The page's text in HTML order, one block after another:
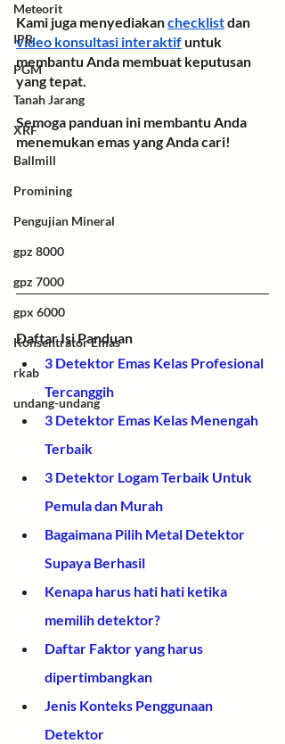
Meteorit
IPR
PGM
Tanah Jarang
XRF
Ballmill
Promining
Pengujian Mineral
gpz 8000
gpz 7000
gpx 6000
Konsentrator Emas
rkab
undang-undang
Kami juga menyediakan checklist dan
video konsultasi interaktif untuk
membantu Anda membuat keputusan
yang tepat.
Semoga panduan ini membantu Anda
menemukan emas yang Anda cari!
Daftar Isi Panduan
3 Detektor Emas Kelas Profesional
Tercanggih
3 Detektor Emas Kelas Menengah
Terbaik
3 Detektor Logam Terbaik Untuk
Pemula dan Murah
Bagaimana Pilih Metal Detektor
Supaya Berhasil
Kenapa harus hati hati ketika
memilih detektor?
Daftar Faktor yang harus
dipertimbangkan
Jenis Konteks Penggunaan
Detektor